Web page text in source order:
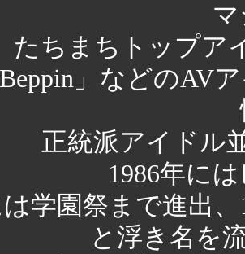
たちまちトップア
」などのAV
正統派アイドル
1986年に
は学園祭まで進出
と浮き名を